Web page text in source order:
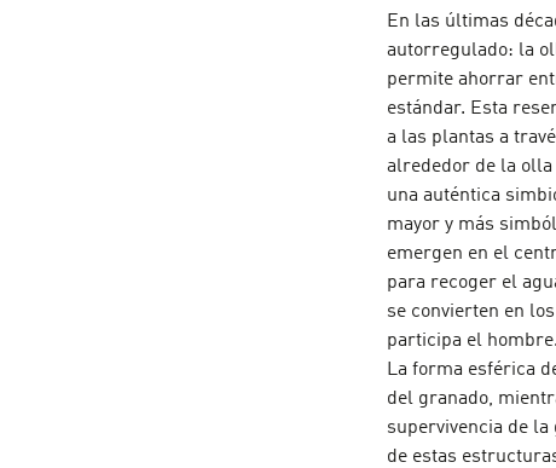
En las últimas
autorregulado: la
permite ahorrar
estándar. Esta
a las plantas a
alrededor de la olla
una auténtica
mayor y más
emergen en el
para recoger el
se convierten en
participa el hombre.
La forma esférica
del granado,
supervivencia de
de estas